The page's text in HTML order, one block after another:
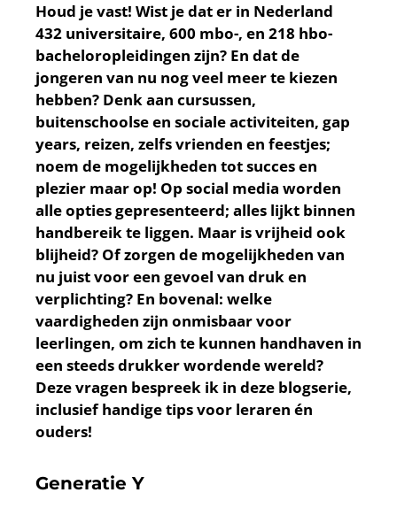
Houd je vast! Wist je dat er in Nederland
432 universitaire, 600 mbo-, en 218 hbo-
bacheloropleidingen zijn? En dat de
jongeren van nu nog veel meer te kiezen
hebben? Denk aan cursussen,
buitenschoolse en sociale activiteiten, gap
years, reizen, zelfs vrienden en feestjes;
noem de mogelijkheden tot succes en
plezier maar op! Op social media worden
alle opties gepresenteerd; alles lijkt binnen
handbereik te liggen. Maar is vrijheid ook
blijheid? Of zorgen de mogelijkheden van
nu juist voor een gevoel van druk en
verplichting? En bovenal: welke
vaardigheden zijn onmisbaar voor
leerlingen, om zich te kunnen handhaven in
een steeds drukker wordende wereld?
Deze vragen bespreek ik in deze blogserie,
inclusief handige tips voor leraren én
ouders!
Generatie Y